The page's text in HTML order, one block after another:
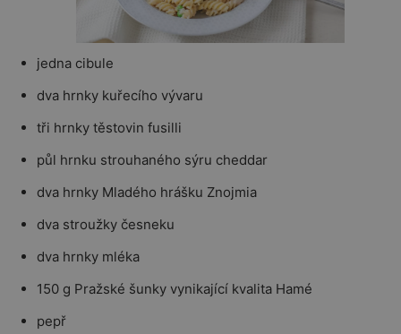
jedna cibule
dva hrnky kuřecího vývaru
tři hrnky těstovin fusilli
půl hrnku strouhaného sýru cheddar
dva hrnky Mladého hrášku Znojmia
dva stroužky česneku
dva hrnky mléka
150 g Pražské šunky vynikající kvalita Hamé
pepř